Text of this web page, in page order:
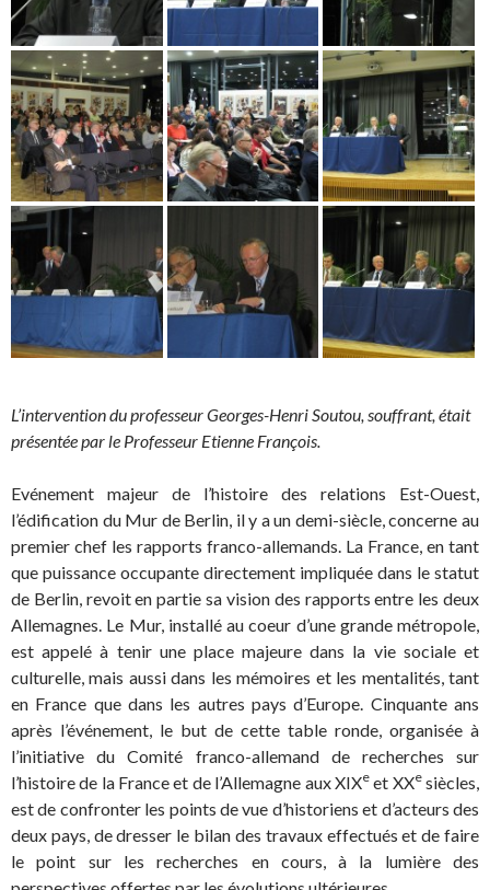
L’intervention du professeurGeorges-Henri Soutou, souffrant, était
présentée par le Professeur Etienne François.
Evénement majeur de l’histoire des relations Est-Ouest,
l’édification du Mur de Berlin, il y a un demi-siècle, concerne au
premier chef les rapports franco-allemands. La France, en tant
que puissance occupante directement impliquée dans le statut
de Berlin, revoit en partie sa vision des rapports entre les deux
Allemagnes. Le Mur, installé au coeur d’une grande métropole,
est appelé à tenir une place majeure dans la vie sociale et
culturelle, mais aussi dans les mémoires et les mentalités, tant
en France que dans les autres pays d’Europe. Cinquante ans
après l’événement, le but de cette table ronde, organisée à
l’initiative du Comité franco-allemand de recherches sur
l’histoire de la France et de l’Allemagne aux XIXeet XXesiècles,
est de confronter les points de vue d’historiens et d’acteurs des
deux pays, de dresser le bilan des travaux effectués et de faire
le point sur les recherches en cours, à la lumière des